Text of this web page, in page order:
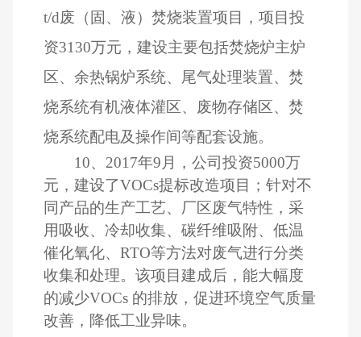
t/d废（固、液）焚烧装置项目，项目投
资3130万元，建设主要包括焚烧炉主炉
区、余热锅炉系统、尾气处理装置、焚
烧系统有机液体灌区、废物存储区、焚
烧系统配电及操作间等配套设施。
10、 2017年9 月，公司投资5000万
元，建设了VOCs提标改造项目；针对不
同产品的生产工艺、厂区废气特性，采
用吸收、冷却收集、碳纤维吸附、低温
催化氧化、RTO等方法对废气进行分类
收集和处理。该项目建成后，能大幅度
的减少VOCs 的排放，促进环境空气质量
改善，降低工业异味。